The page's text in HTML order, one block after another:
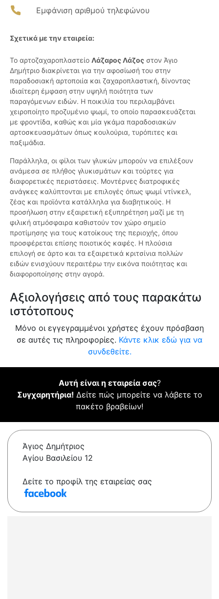
Εμφάνιση αριθμού τηλεφώνου
Σχετικά με την εταιρεία:
Το αρτοζαχαροπλαστείο Λάζαρος Λάζος στον Άγιο
Δημήτριο διακρίνεται για την αφοσίωσή του στην
παραδοσιακή αρτοποιία και ζαχαροπλαστική, δίνοντας
ιδιαίτερη έμφαση στην υψηλή ποιότητα των
παραγόμενων ειδών. Η ποικιλία του περιλαμβάνει
χειροποίητο προζυμένιο ψωμί, το οποίο παρασκευάζεται
με φροντίδα, καθώς και μία γκάμα παραδοσιακών
αρτοσκευασμάτων όπως κουλούρια, τυρόπιτες και
παξιμάδια.
Παράλληλα, οι φίλοι των γλυκών μπορούν να επιλέξουν
ανάμεσα σε πλήθος γλυκισμάτων και τούρτες για
διαφορετικές περιστάσεις. Μοντέρνες διατροφικές
ανάγκες καλύπτονται με επιλογές όπως ψωμί ντίνκελ,
ζέας και προϊόντα κατάλληλα για διαβητικούς. Η
προσήλωση στην εξαιρετική εξυπηρέτηση μαζί με τη
φιλική ατμόσφαιρα καθιστούν τον χώρο σημείο
προτίμησης για τους κατοίκους της περιοχής, όπου
προσφέρεται επίσης ποιοτικός καφές. Η πλούσια
επιλογή σε άρτο και τα εξαιρετικά κριτσίνια πολλών
ειδών ενισχύουν περαιτέρω την εικόνα ποιότητας και
διαφοροποίησης στην αγορά.
Αξιολογήσεις από τους παρακάτω
ιστότοπους
Μόνο οι εγγεγραμμένοι χρήστες έχουν πρόσβαση
σε αυτές τις πληροφορίες. Κάντε κλικ εδώ για να
συνδεθείτε.
Αυτή είναι η εταιρεία σας?
Συγχαρητήρια! Δείτε πώς μπορείτε να λάβετε το
πακέτο βραβείων!
Άγιος Δημήτριος
Αγίου Βασιλείου 12
Δείτε το προφίλ της εταιρείας σας